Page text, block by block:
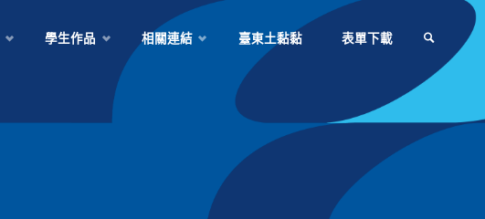
學生作品 相關連結 臺東土黏黏 表單下載